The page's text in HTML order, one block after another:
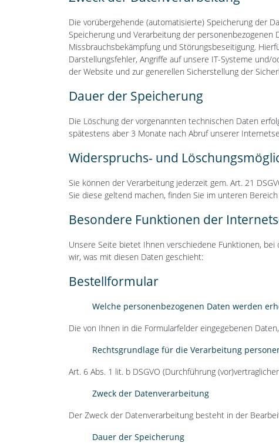
Die vorübergehende (automatisierte) Speicherung der
Speicherung und Verarbeitung der
Missbrauchsbekämpfung und Störungsbeseitigung.
Darstellungsfehler, Angriffe auf unsere IT-Systeme
der Website und zur generellen Sicherstellung der
Dauer der Speicherung
Die Löschung der vorgenannten technischen Daten
spätestens aber 3 Monate nach Abruf unserer
Widerspruchs- und
Sie können der Verarbeitung jederzeit gem. Art. 21
Sie diese geltend machen, finden Sie im unteren
Besondere Funktionen der
Unsere Seite bietet Ihnen verschiedene Funktionen,
wir, was mit diesen Daten geschieht:
Bestellformular
Welche personenbezogenen Daten werden
Die von Ihnen in die Formularfelder eingegebenen
Rechtsgrundlage für die Verarbeitung
Art. 6 Abs. 1 lit. b DSGVO (Durchführung
Zweck der Datenverarbeitung
Der Zweck der Datenverarbeitung besteht in der
Dauer der Speicherung